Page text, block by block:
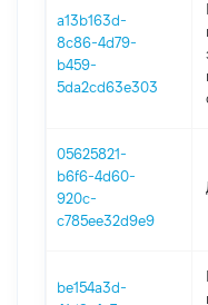
a13b163d-
8c86-4d79-
b459-
5da2cd63e303
05625821-
b6f6-4d60-
920c-
c785ee32d9e9
be154a3d-